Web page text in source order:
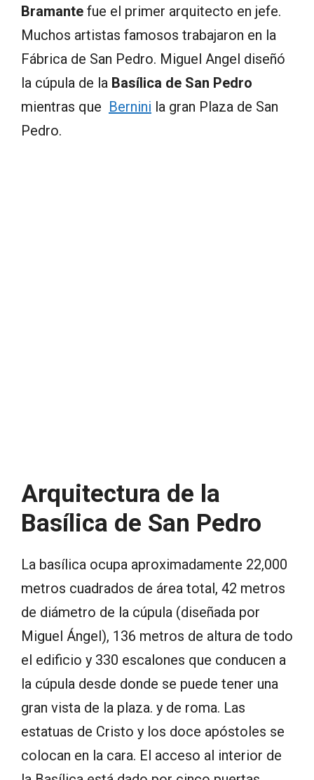
Bramante fue el primer arquitecto en jefe.
Muchos artistas famosos trabajaron en la
Fábrica de San Pedro. Miguel Angel diseñó
la cúpula de la Basílica de San Pedro
mientras que Bernini la gran Plaza de San
Pedro.
Arquitectura de la
Basílica de San Pedro
La basílica ocupa aproximadamente 22,000
metros cuadrados de área total, 42 metros
de diámetro de la cúpula (diseñada por
Miguel Ángel), 136 metros de altura de todo
el edificio y 330 escalones que conducen a
la cúpula desde donde se puede tener una
gran vista de la plaza. y de roma. Las
estatuas de Cristo y los doce apóstoles se
colocan en la cara. El acceso al interior de